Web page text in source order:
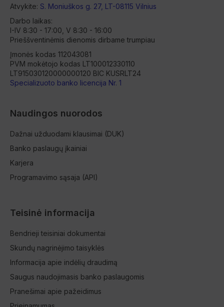
Atvykite: S. Moniuškos g. 27, LT-08115 Vilnius
Darbo laikas:
I-IV 8:30 - 17:00, V 8:30 - 16:00
Prieššventinėmis dienomis dirbame trumpiau
Įmonės kodas 112043081
PVM mokėtojo kodas LT100012330110
LT915030120000000120 BIC KUSRLT24
Specializuoto banko licencija Nr. 1
Naudingos nuorodos
Dažnai užduodami klausimai (DUK)
Banko paslaugų įkainiai
Karjera
Programavimo sąsaja (API)
Teisinė informacija
Bendrieji teisiniai dokumentai
Skundų nagrinėjimo taisyklės
Informacija apie indėlių draudimą
Saugus naudojimasis banko paslaugomis
Pranešimai apie pažeidimus